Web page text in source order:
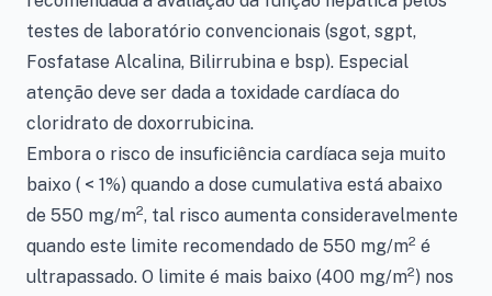
testes de laboratório convencionais (sgot, sgpt,
Fosfatase Alcalina, Bilirrubina e bsp). Especial
atenção deve ser dada a toxidade cardíaca do
cloridrato de doxorrubicina.
Embora o risco de insuficiência cardíaca seja muito
baixo ( < 1%) quando a dose cumulativa está abaixo
de 550 mg/m2, tal risco aumenta consideravelmente
quando este limite recomendado de 550 mg/m2 é
ultrapassado. O limite é mais baixo (400 mg/m2) nos